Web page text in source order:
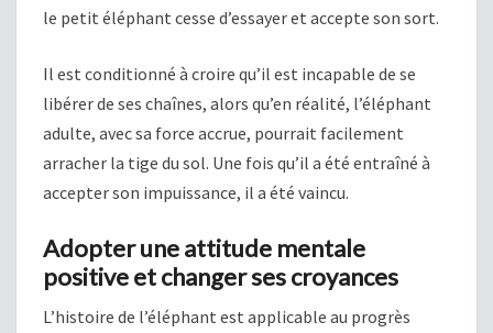
le petit éléphant cesse d’essayer et accepte son sort.
Il est conditionné à croire qu’il est incapable de se
libérer de ses chaînes, alors qu’en réalité, l’éléphant
adulte, avec sa force accrue, pourrait facilement
arracher la tige du sol. Une fois qu’il a été entraîné à
accepter son impuissance, il a été vaincu.
Adopter une attitude mentale
positive et changer ses croyances
L’histoire de l’éléphant est applicable au progrès